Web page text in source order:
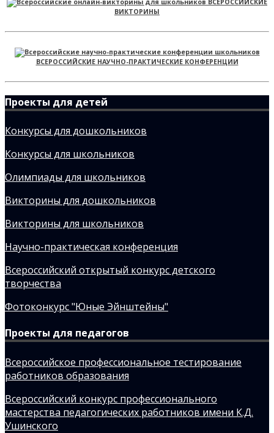
ВИКТОРИНЫ
ВСЕРОССИЙСКИЕ НАУЧНО-ПРАКТИЧЕСКИЕ КОНФЕРЕНЦИИ
Проекты для детей
Конкурсы для дошкольников
Конкурсы для школьников
Олимпиады для школьников
Викторины для дошкольников
Викторины для школьников
Научно-практическая конференция
Всероссийский открытый конкурс детского
творчества
Фотоконкурс "Юные Эйнштейны"
Проекты для педагогов
Всероссийское профессиональное тестирование
работников образования
Всероссийский конкурс профессионального
мастерства педагогических работников имени К.Д.
Ушинского